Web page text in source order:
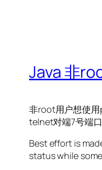
Java 非
非root用户想使
telnet对端7号端
Best effort is
status while